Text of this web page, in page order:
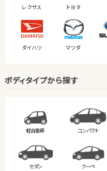
レクサス トヨタ
ダイハツ マツダ
ボディタイプから探す
軽自動車 コンパクト
セダン クーペ